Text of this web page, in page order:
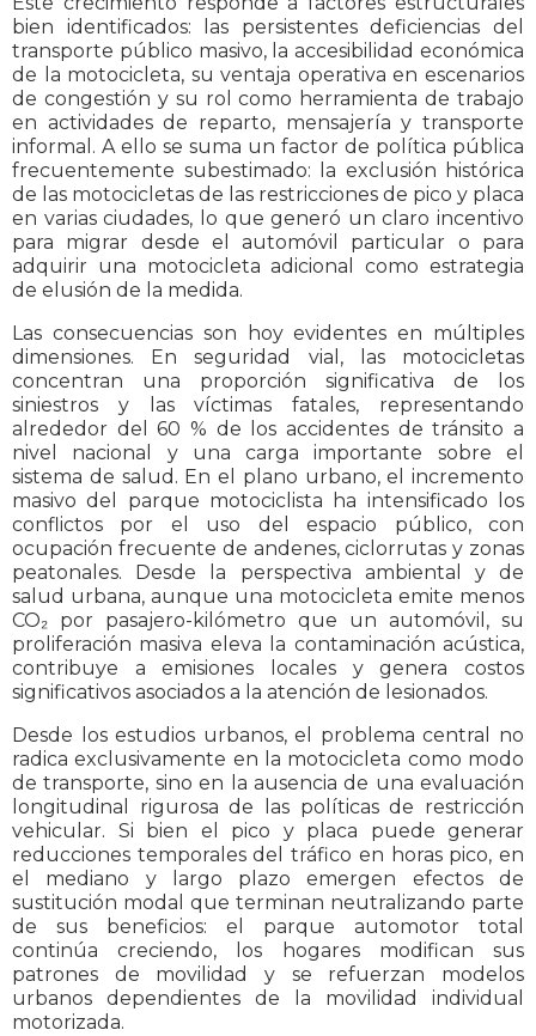
bien identificados: las persistentes deficiencias del
transporte público masivo, la accesibilidad económica
de la motocicleta, su ventaja operativa en escenarios
de congestión y su rol como herramienta de trabajo
en actividades de reparto, mensajería y transporte
informal. A ello se suma un factor de política pública
frecuentemente subestimado: la exclusión histórica
de las motocicletas de las restricciones de pico y placa
en varias ciudades, lo que generó un claro incentivo
para migrar desde el automóvil particular o para
adquirir una motocicleta adicional como estrategia
de elusión de la medida.
Las consecuencias son hoy evidentes en múltiples
dimensiones. En seguridad vial, las motocicletas
concentran una proporción significativa de los
siniestros y las víctimas fatales, representando
alrededor del 60 % de los accidentes de tránsito a
nivel nacional y una carga importante sobre el
sistema de salud. En el plano urbano, el incremento
masivo del parque motociclista ha intensificado los
conflictos por el uso del espacio público, con
ocupación frecuente de andenes, ciclorrutas y zonas
peatonales. Desde la perspectiva ambiental y de
salud urbana, aunque una motocicleta emite menos
CO₂ por pasajero-kilómetro que un automóvil, su
proliferación masiva eleva la contaminación acústica,
contribuye a emisiones locales y genera costos
significativos asociados a la atención de lesionados.
Desde los estudios urbanos, el problema central no
radica exclusivamente en la motocicleta como modo
de transporte, sino en la ausencia de una evaluación
longitudinal rigurosa de las políticas de restricción
vehicular. Si bien el pico y placa puede generar
reducciones temporales del tráfico en horas pico, en
el mediano y largo plazo emergen efectos de
sustitución modal que terminan neutralizando parte
de sus beneficios: el parque automotor total
continúa creciendo, los hogares modifican sus
patrones de movilidad y se refuerzan modelos
urbanos dependientes de la movilidad individual
motorizada.